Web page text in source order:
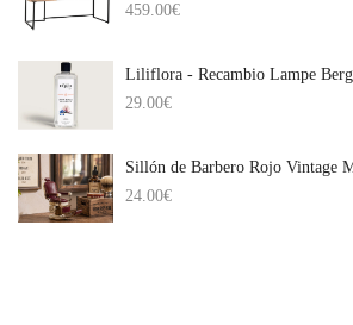
459.00€
Liliflora - Recambio Lampe
29.00€
Sillón de Barbero Rojo Vintage
24.00€